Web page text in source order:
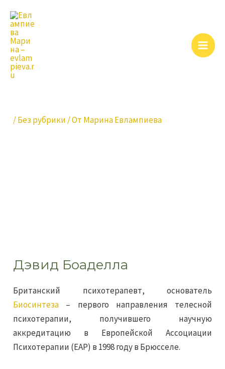
содержимому
/Без рубрики / От Марина Евлампиева
Мои Учителя
Дэвид Боаделла
Британский психотерапевт, основатель
Биосинтеза – первого направления телесной
психотерапии, получившего научную
аккредитацию в Европейской Ассоциации
Психотерапии (ЕАР) в 1998 году в Брюсселе.
по